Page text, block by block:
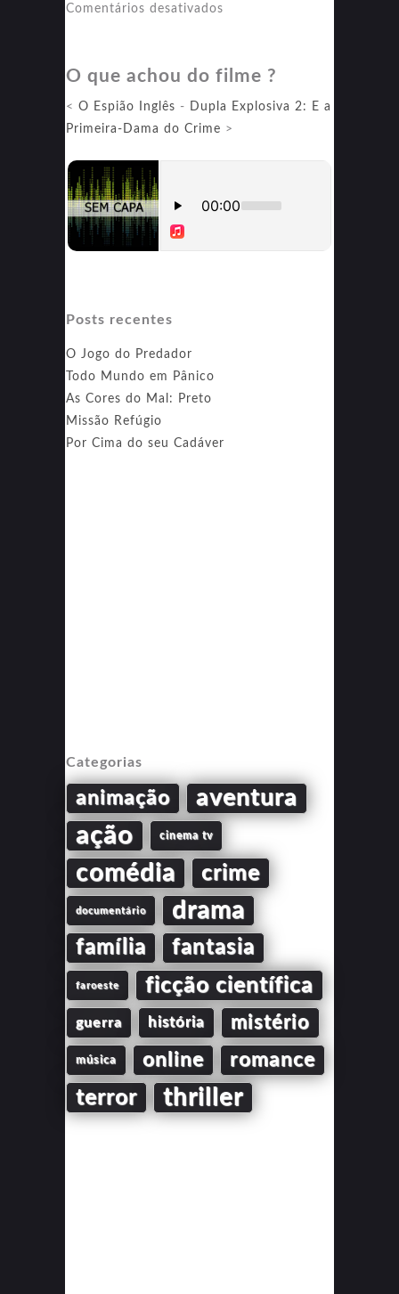
Comentários desativados
O que achou do filme ?
< O Espião Inglês -
Dupla Explosiva 2: E a
Primeira-Dama do Crime >
Posts recentes
O Jogo do Predador
Todo Mundo em Pânico
As Cores do Mal: Preto
Missão Refúgio
Por Cima do seu Cadáver
Categorias
animação aventura
ação cinema tv
comédia crime
documentário drama
família fantasia
faroeste ficção científica
guerra história mistério
música online romance
terror thriller